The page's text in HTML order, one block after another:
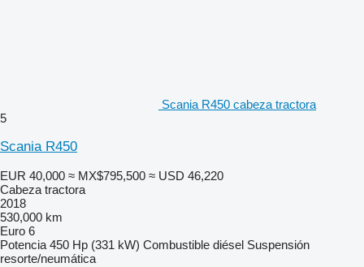
Scania R450 cabeza tractora
5
Scania R450
EUR 40,000 ≈ MX$795,500 ≈ USD 46,220
Cabeza tractora
2018
530,000 km
Euro 6
Potencia 450 Hp (331 kW) Combustible diésel Suspensión
resorte/neumática